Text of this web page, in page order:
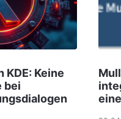
KDE: Keine
bei